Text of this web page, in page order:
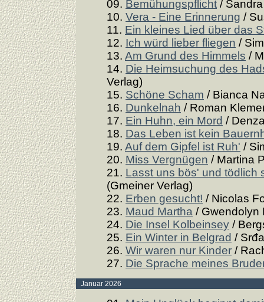
09. Bemühungspflicht /
10. Vera - Eine Erinnerung /
11. Ein kleines Lied über das
12. Ich würd lieber fliegen /
13. Am Grund des Himmels /
14. Die Heimsuchung des
Verlag)
15. Schöne Scham / Bianca
16. Dunkelnah / Roman
17. Ein Huhn, ein Mord /
18. Das Leben ist kein
19. Auf dem Gipfel ist Ruh' /
20. Miss Vergnügen / Martina
21. Lasst uns bös' und tödlich
(Gmeiner Verlag)
22. Erben gesucht! / Nicolas
23. Maud Martha / Gwendolyn
24. Die Insel Kolbeinsey /
25. Ein Winter in Belgrad /
26. Wir waren nur Kinder /
27. Die Sprache meines
Januar 2026